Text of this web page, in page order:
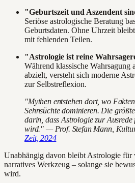
"Geburtszeit und Aszendent
Seriöse astrologische Beratung
Geburtsdaten. Ohne Uhrzeit
mit fehlenden Teilen.
"Astrologie ist reine
Während klassische Wahrsagung
abzielt, versteht sich moderne
zur Selbstreflexion.
"Mythen entstehen dort, wo
Sehnsüchte dominieren. Die
darin, dass Astrologie zur Ausrede
wird." — Prof. Stefan Mann,
Zeit, 2024
Unabhängig davon bleibt Astrologie
narratives Werkzeug – solange sie
wird.